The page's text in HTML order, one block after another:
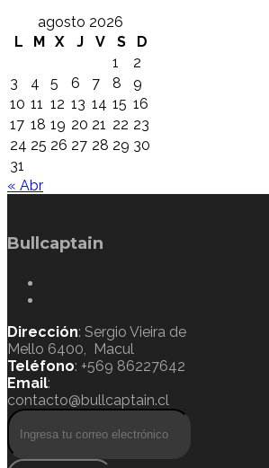
agosto 2026
L
M X J V S
D
1
2
3
4 5 6 7 8
9
10 11 12 13 14 15 16
17 18 19 20 21 22 23
24 25 26 27 28 29 30
31
« Abr
Bullcaptain
Dirección: Sergio Vieira de
Mello 6400, Macul
Teléfono: +569 86227642
Email:
contacto@bullcaptain.cl